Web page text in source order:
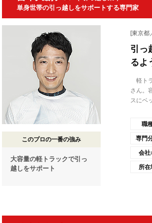
単身世帯の引っ越しをサポートする専門家
このプロの一番の強み
大容量の軽トラックで引っ
越しをサポート
[東京都
引っ
るよ
軽ト
さん。
スにベ
職
専門
会社
所在